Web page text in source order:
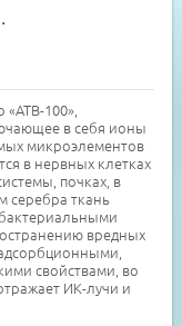
«АТВ-100»,
в себя ионы
микроэлементов
в нервных клетках
почках, в
серебра ткань
вредных
свойствами, во
ИК-лучи и